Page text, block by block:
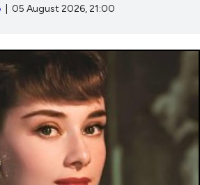
| 05 August 2026, 21:00